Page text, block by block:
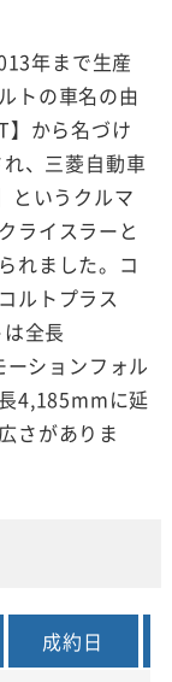
年まで生産
トの車名の由
】から名づけ
、三菱自動車
というクルマ
ライスラーと
れました。コ
ルトプラス
全長
ションフォル
4,185mmに延
さがありま
成約日